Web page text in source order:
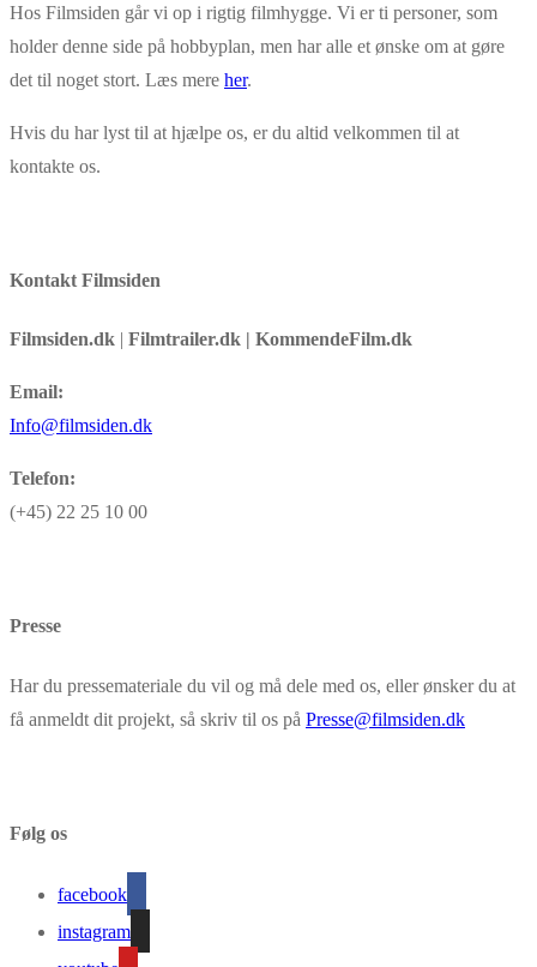
Hos Filmsiden går vi op i rigtig filmhygge. Vi er ti personer, som
holder denne side på hobbyplan, men har alle et ønske om at gøre
det til noget stort. Læs mere her.
Hvis du har lyst til at hjælpe os, er du altid velkommen til at
kontakte os.
Kontakt Filmsiden
Filmsiden.dk | Filmtrailer.dk | KommendeFilm.dk
Email:
Info@filmsiden.dk
Telefon:
(+45) 22 25 10 00
Presse
Har du pressemateriale du vil og må dele med os, eller ønsker du at
få anmeldt dit projekt, så skriv til os på Presse@filmsiden.dk
Følg os
facebook
instagram